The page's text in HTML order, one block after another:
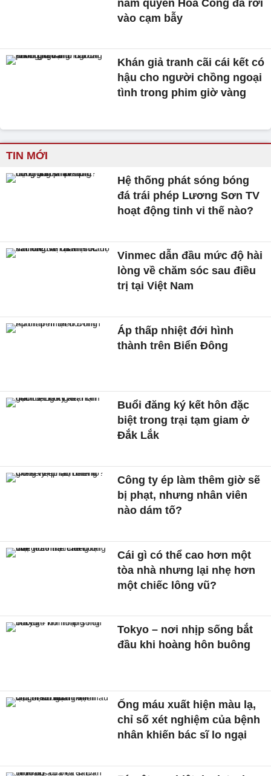
nắm quyền Hòa Công đã rơi
vào cạm bẫy
Khán giả tranh cãi cái kết có
hậu cho người chồng ngoại
tình trong phim giờ vàng
TIN MỚI
Hệ thống phát sóng bóng
đá trái phép Lương Sơn TV
hoạt động tinh vi thế nào?
Vinmec dẫn đầu mức độ hài
lòng về chăm sóc sau điều
trị tại Việt Nam
Áp thấp nhiệt đới hình
thành trên Biển Đông
Buổi đăng ký kết hôn đặc
biệt trong trại tạm giam ở
Đắk Lắk
Công ty ép làm thêm giờ sẽ
bị phạt, nhưng nhân viên
nào dám tố?
Cái gì có thể cao hơn một
tòa nhà nhưng lại nhẹ hơn
một chiếc lông vũ?
Tokyo – nơi nhịp sống bắt
đầu khi hoàng hôn buông
Ống máu xuất hiện màu lạ,
chỉ số xét nghiệm của bệnh
nhân khiến bác sĩ lo ngại